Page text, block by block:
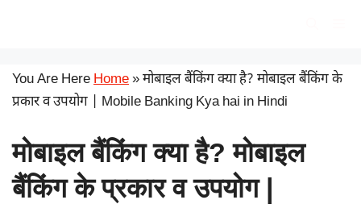
You Are HereHome»मोबाइल बैंकिंग क्या है? मोबाइल बैंकिंग के
प्रकार व उपयोग | Mobile Banking Kya hai in Hindi
मोबाइल बैंकिंग क्या है? मोबाइल
बैंकिंग के प्रकार व उपयोग |